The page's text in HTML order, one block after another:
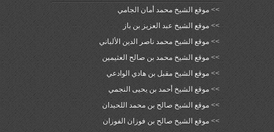
>>موقع الشيخ محمد أمان الجامي
>>موقع الشيخ عبد العزيز بن باز
>>موقع الشيخ محمد ناصر الدين الألباني
>>موقع الشيخ محمد بن صالح العثيمين
>>موقع الشيخ مقبل بن هادي الوادعي
>>موقع الشيخ أحمد بن يحيى النجمي
>>موقع الشيخ صالح بن محمد اللحيدان
>>موقع الشيخ صالح بن فوزان الفوزان